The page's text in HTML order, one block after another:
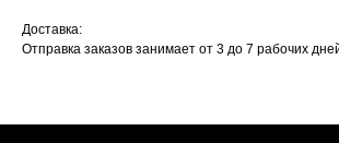
Доставка:
Отправка заказов занимает от 3 до 7 рабочих